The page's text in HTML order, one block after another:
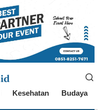
Kesehatan Budaya